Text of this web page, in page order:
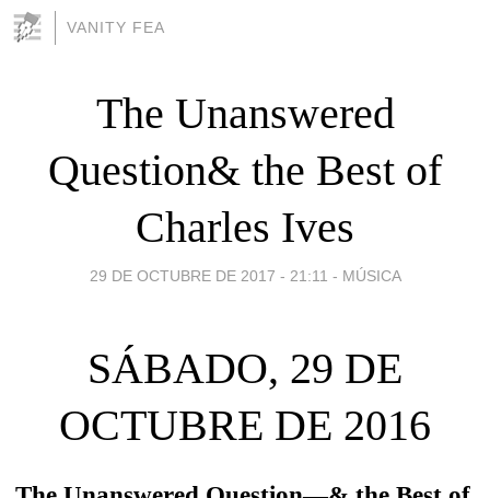
VANITY FEA
The Unanswered
Question& the Best of
Charles Ives
29 DE OCTUBRE DE 2017 - 21:11 - MÚSICA
SÁBADO, 29 DE
OCTUBRE DE 2016